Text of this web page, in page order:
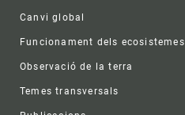
Canvi global
Funcionament dels ecosistemes
Observació de la terra
Temes transversals